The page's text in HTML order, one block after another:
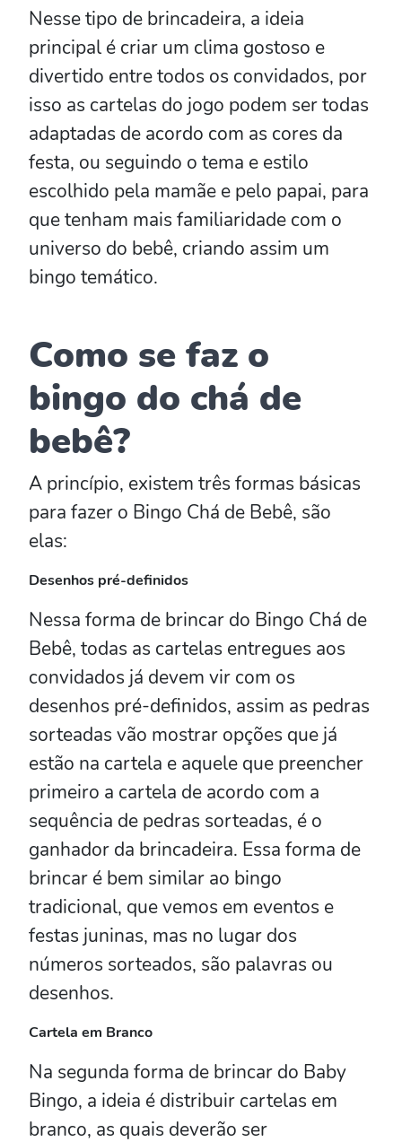
Nesse tipo de brincadeira, a ideia
principal é criar um clima gostoso e
divertido entre todos os convidados, por
isso as cartelas do jogo podem ser todas
adaptadas de acordo com as cores da
festa, ou seguindo o tema e estilo
escolhido pela mamãe e pelo papai, para
que tenham mais familiaridade com o
universo do bebê, criando assim um
bingo temático.
Como se faz o
bingo do chá de
bebê?
A princípio, existem três formas básicas
para fazer o Bingo Chá de Bebê, são
elas:
Desenhos pré-definidos
Nessa forma de brincar do Bingo Chá de
Bebê, todas as cartelas entregues aos
convidados já devem vir com os
desenhos pré-definidos, assim as pedras
sorteadas vão mostrar opções que já
estão na cartela e aquele que preencher
primeiro a cartela de acordo com a
sequência de pedras sorteadas, é o
ganhador da brincadeira. Essa forma de
brincar é bem similar ao bingo
tradicional, que vemos em eventos e
festas juninas, mas no lugar dos
números sorteados, são palavras ou
desenhos.
Cartela em Branco
Na segunda forma de brincar do Baby
Bingo, a ideia é distribuir cartelas em
branco, as quais deverão ser